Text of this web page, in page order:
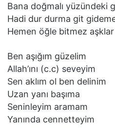
Bana doğmalı yüzündeki
Hadi dur durma git
Hemen öğle bitmez
Ben aşığım güzelim
Allah’ını (c.c) seveyim
Sen aklım ol ben delinim
Uzan yanı başıma
Seninleyim aramam
Yanında cennetteyim